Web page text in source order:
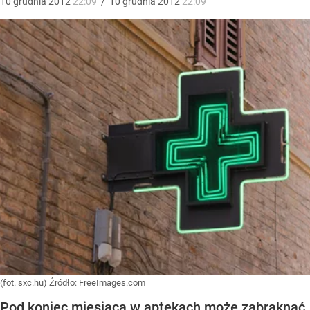
(fot. sxc.hu) Źródło: FreeImages.com